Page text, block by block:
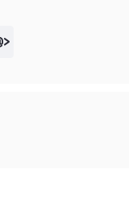
key="search" />